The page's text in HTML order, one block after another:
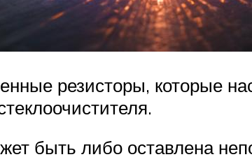
резисторы, которые
быть либо оставлена